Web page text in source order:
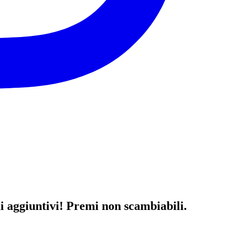
aggiuntivi! Premi non scambiabili.